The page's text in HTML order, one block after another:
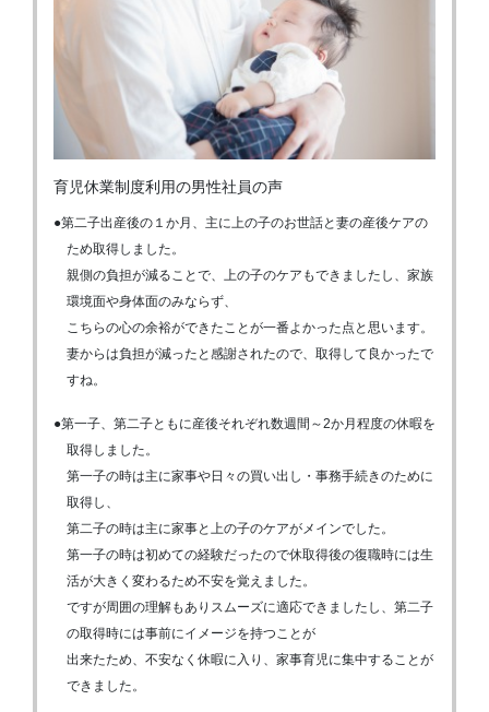
育児休業制度利用の男性社員の声
●第二子出産後の１か月、主に上の子のお世話と妻の産後ケアの
ため取得しました。
親側の負担が減ることで、上の子のケアもできましたし、家族
環境面や身体面のみならず、
こちらの心の余裕ができたことが一番よかった点と思います。
妻からは負担が減ったと感謝されたので、取得して良かったで
すね。
●第一子、第二子ともに産後それぞれ数週間～2か月程度の休暇を
取得しました。
第一子の時は主に家事や日々の買い出し・事務手続きのために
取得し、
第二子の時は主に家事と上の子のケアがメインでした。
第一子の時は初めての経験だったので休取得後の復職時には生
活が大きく変わるため不安を覚えました。
ですが周囲の理解もありスムーズに適応できましたし、第二子
の取得時には事前にイメージを持つことが
出来たため、不安なく休暇に入り、家事育児に集中することが
できました。